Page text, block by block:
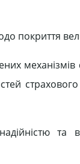
покриття
страхового
та